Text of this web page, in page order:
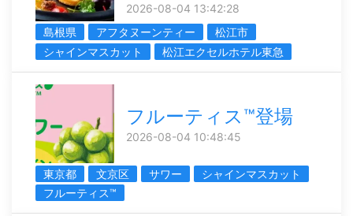
2026-08-04 13:42:28
島根県
アフタヌーンティー
松江市
シャインマスカット
松江エクセルホテル東急
フルーティス™登場
2026-08-04 10:48:45
東京都 文京区 サワー
シャインマスカット
フルーティス™